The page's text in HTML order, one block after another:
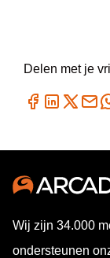
Delen met je
Wij zijn 34.000
ondersteunen